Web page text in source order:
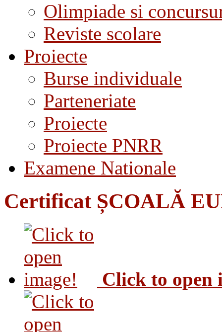
Olimpiade si
Reviste scolare
Proiecte
Burse individuale
Parteneriate
Proiecte
Proiecte PNRR
Examene Nationale
Certificat ȘCOALĂ
Click to open